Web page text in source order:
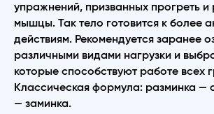
упражнений, призванных прогреть и
мышцы. Так тело готовится к более
действиям. Рекомендуется заранее
различными видами нагрузки и
которые способствуют работе всех
Классическая формула: разминка —
— заминка.